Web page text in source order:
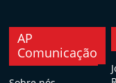
AP
Comunicação